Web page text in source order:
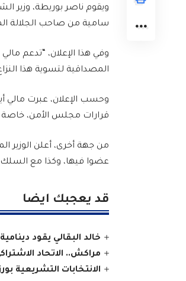
ويقوم ناصر بوريطة، وزير
سامية من صاحب الجلالة
وفي هذا الإعلان، “تدعم
المصداقية لتسوية هذا
وحسب الإعلان، عبرت مالي
قرارات مجلس الأمن، خاصة القرار 2797 (2025)، المصادق عليه يوم
من جهة أخرى، أعلن الوزير
عضوا فيها، وكذا مع السلك
قد يعجبك ايضا
خالد البقالي يقود
مراكش.. الاتحاد
الانتخابات التشريعية